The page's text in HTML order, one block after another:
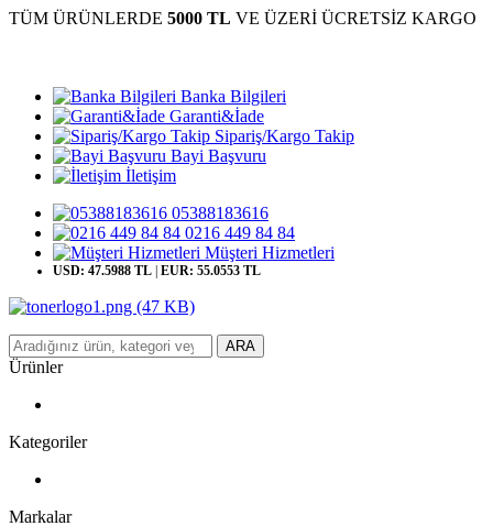
TÜM ÜRÜNLERDE 5000 TL VE ÜZERİ ÜCRETSİZ KARGO
Banka Bilgileri
Garanti&İade
Sipariş/Kargo Takip
Bayi Başvuru
İletişim
05388183616
0216 449 84 84
Müşteri Hizmetleri
USD: 47.5988 TL EUR: 55.0553 TL
ARA
Ürünler
Kategoriler
Markalar